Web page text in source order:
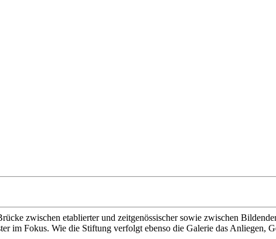
zwischen etablierter und zeitgenössischer sowie zwischen
im Fokus. Wie die Stiftung verfolgt ebenso die Galerie das Anliegen,